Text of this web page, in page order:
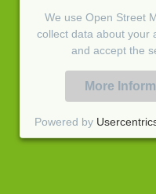
We use Open Street
collect data about your
and accept the
More
Powered by